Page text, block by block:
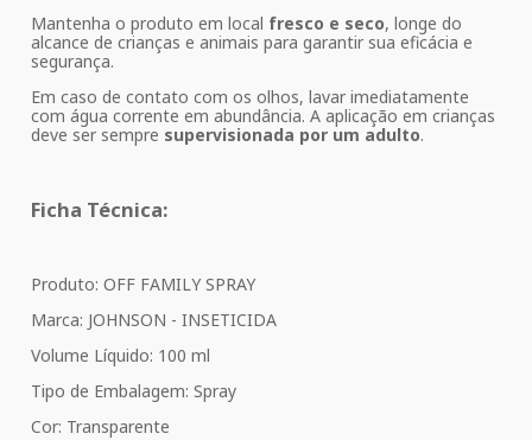
Mantenha o produto em local fresco e seco, longe do
alcance de crianças e animais para garantir sua eficácia e
segurança.
Em caso de contato com os olhos, lavar imediatamente
com água corrente em abundância. A aplicação em crianças
deve ser sempre supervisionada por um adulto.
Ficha Técnica:
Produto: OFF FAMILY SPRAY
Marca: JOHNSON - INSETICIDA
Volume Líquido: 100 ml
Tipo de Embalagem: Spray
Cor: Transparente